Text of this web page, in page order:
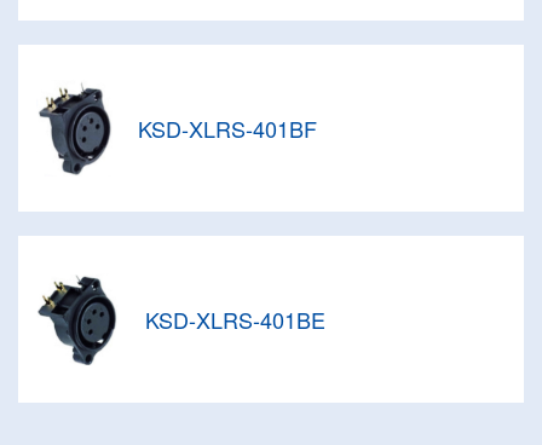
KSD-XLRS-401BF
KSD-XLRS-401BE